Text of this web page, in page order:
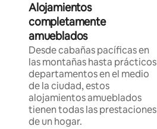
Alojamientos
completamente
amueblados
Desde cabañas pacíficas en
las montañas hasta prácticos
departamentos en el medio
de la ciudad, estos
alojamientos amueblados
tienen todas las prestaciones
de un hogar.